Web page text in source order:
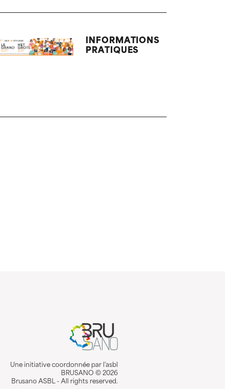
INFORMATIONS
PRATIQUES
Une initiative coordonnée par l'asbl
BRUSANO © 2026
Brusano ASBL - All rights reserved.